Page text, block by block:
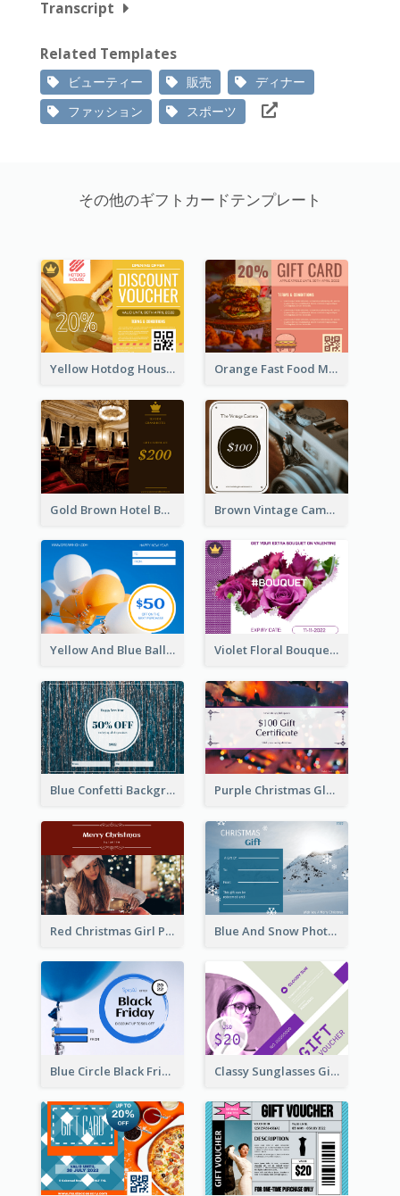
Transcript
Related Templates
ビューティー 販売
ディナー
ファッション
スポーツ
その他のギフトカードテンプレート
Yellow Hotdog House Sales Gift Card Orange Fast Food Meal Discount Coupon Design
Gold Brown Hotel Booking Gift Card Brown Vintage Camera Sale Gift Card
Yellow And Blue Balloon Photo New Year Gift Card Violet Floral Bouquet Gift Card Design Ideas
Blue Confetti Background New Year Sale Gift Card Purple Christmas Glow Light Background Gift Card
Red Christmas Girl Photo Gift Card Blue And Snow Photo Christmas Gift Card
Blue Circle Black Friday Sale Gift Card Classy Sunglasses Gift Card